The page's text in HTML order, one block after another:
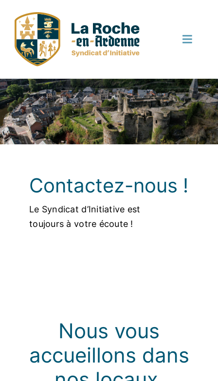
contenu
Toggle
Découvrir
Bouger
Manger
Dormir
Terroir et local
Contactez-nous !
Le Syndicat d’Initiative est
toujours à votre écoute !
Nous vous
accueillons dans